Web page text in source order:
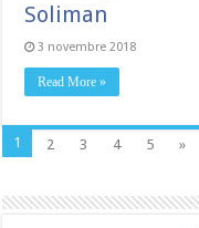
Soliman
3 novembre 2018
Read More »
1 2 3 4 5 »